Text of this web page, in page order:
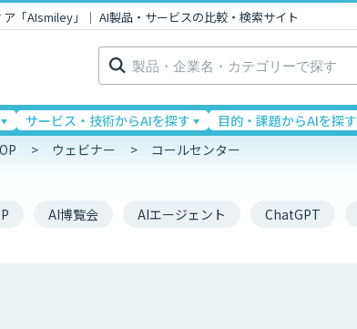
「AIsmiley」｜ AI製品・サービスの比較・検索サイト
検
索:
サービス・技術からAIを探す 目的・課題からAIを探す
ウェビナー コールセンター
AI博覧会 AIエージェント ChatGPT